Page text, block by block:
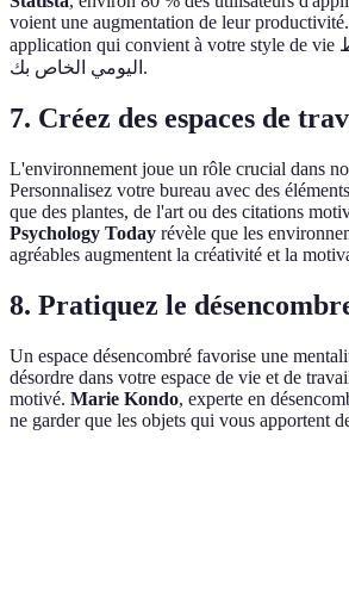
voient une augmentation de leur
application qui convient à votre style de vie وت التنفذ للتخطيط
اليومي الخاص بك.
7. Créez des espaces de
L'environnement joue un rôle crucial dans
Personnalisez votre bureau avec des
que des plantes, de l'art ou des citations
Psychology Today révèle que les
agréables augmentent la créativité et la
8. Pratiquez le
Un espace désencombré favorise une
désordre dans votre espace de vie et de
motivé. Marie Kondo, experte en
ne garder que les objets qui vous apportent